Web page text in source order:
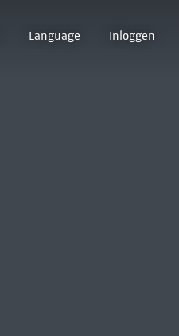
Language Inloggen